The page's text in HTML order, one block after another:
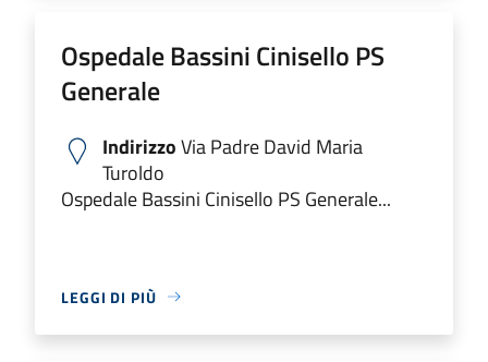
Ospedale Bassini Cinisello PS
Generale
IndirizzoVia Padre David Maria
Turoldo
Ospedale Bassini Cinisello PS Generale...
LEGGI DI PIÙ